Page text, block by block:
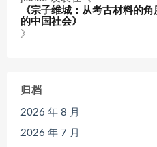
《宗子维城：从考古材料的
的中国社会》
》
归档
2026 年 8 月
2026 年 7 月